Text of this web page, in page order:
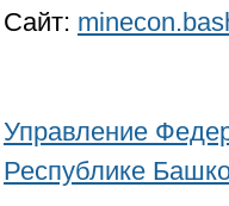
Сайт:
Управление
Республике